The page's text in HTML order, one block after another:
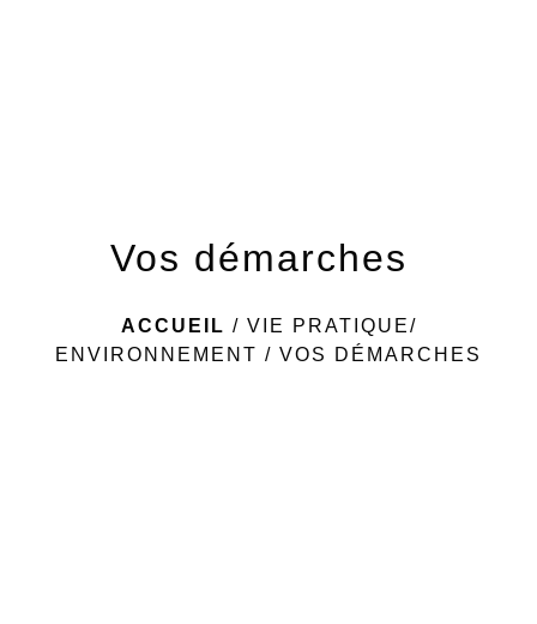
Vos démarches
ACCUEIL / VIE PRATIQUE/
ENVIRONNEMENT / VOS DÉMARCHES